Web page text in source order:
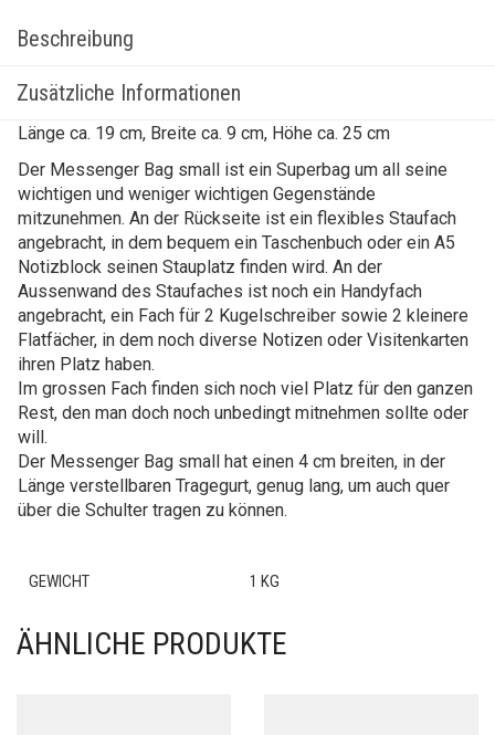
Beschreibung
Zusätzliche Informationen
Länge ca. 19 cm, Breite ca. 9 cm, Höhe ca. 25 cm
Der Messenger Bag small ist ein Superbag um all seine
wichtigen und weniger wichtigen Gegenstände
mitzunehmen. An der Rückseite ist ein flexibles Staufach
angebracht, in dem bequem ein Taschenbuch oder ein A5
Notizblock seinen Stauplatz finden wird. An der
Aussenwand des Staufaches ist noch ein Handyfach
angebracht, ein Fach für 2 Kugelschreiber sowie 2 kleinere
Flatfächer, in dem noch diverse Notizen oder Visitenkarten
ihren Platz haben.
Im grossen Fach finden sich noch viel Platz für den ganzen
Rest, den man doch noch unbedingt mitnehmen sollte oder
will.
Der Messenger Bag small hat einen 4 cm breiten, in der
Länge verstellbaren Tragegurt, genug lang, um auch quer
über die Schulter tragen zu können.
GEWICHT 1 KG
ÄHNLICHE PRODUKTE